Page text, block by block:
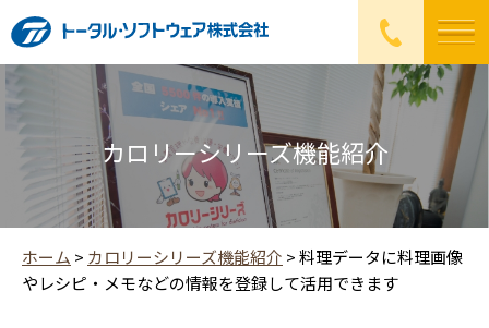
カロリーシリーズ機能紹介
ホーム > カロリーシリーズ機能紹介 >料理データに料理画像
やレシピ・メモなどの情報を登録して活用できます